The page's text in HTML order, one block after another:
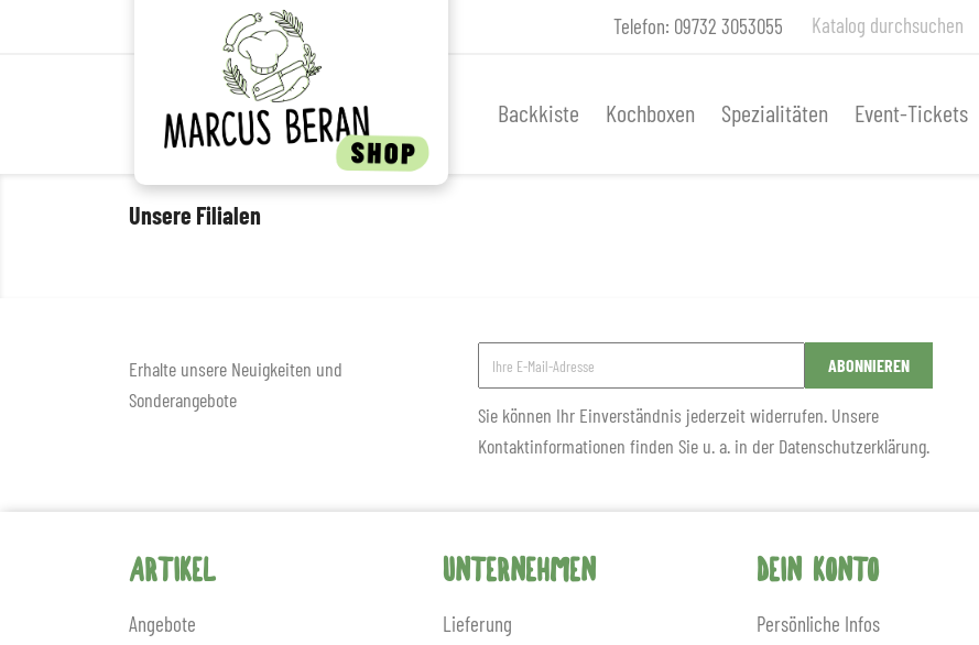
Telefon: 09732 3053055
Backkiste Kochboxen Spezialitäten Event-Tickets
Unsere Filialen
Erhalte unsere Neuigkeiten und
Sonderangebote
Sie können Ihr Einverständnis jederzeit widerrufen. Unsere
Kontaktinformationen finden Sie u. a. in der Datenschutzerklärung.
ARTIKEL
Angebote
UNTERNEHMEN
Lieferung
DEIN KONTO
Persönliche Infos